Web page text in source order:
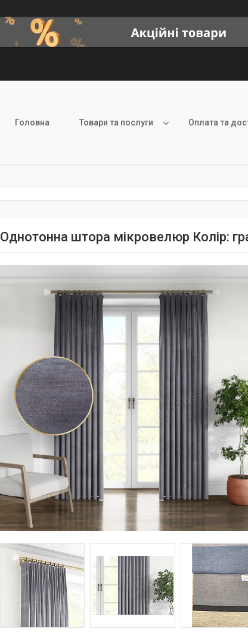
Головна Товари та послуги Оплата та
Однотонна штора мікровелюр Колір: